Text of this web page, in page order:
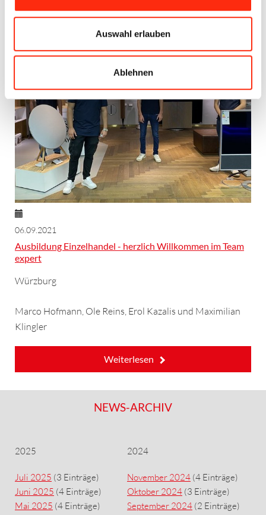
Auswahl erlauben
Ablehnen
06.09.2021
Ausbildung Einzelhandel - herzlich Willkommen im Team
expert
Würzburg
Marco Hofmann, Ole Reins, Erol Kazalis und Maximilian
Klingler
Weiterlesen
NEWS-ARCHIV
2025
Juli 2025 (3 Einträge)
Juni 2025 (4 Einträge)
Mai 2025 (4 Einträge)
2024
November 2024 (4 Einträge)
Oktober 2024 (3 Einträge)
September 2024 (2 Einträge)